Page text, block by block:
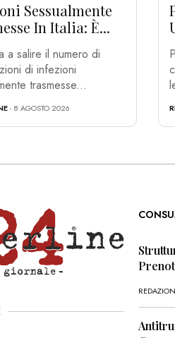
Sessualmente
In Italia: È...
a salire il numero di
di infezioni
trasmesse...
- 8 AGOSTO 2026